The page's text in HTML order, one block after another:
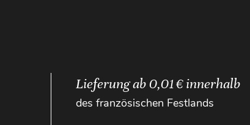
Lieferung ab 0,01 € innerhalb
des französischen Festlands